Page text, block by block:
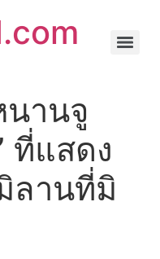
นานจู
ที่แสดง
ลานที่มิ